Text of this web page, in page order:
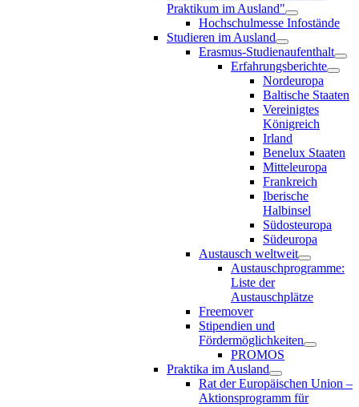
Praktikum im Ausland"
Hochschulmesse Infostände
Studieren im Ausland
Erasmus-Studienaufenthalt
Erfahrungsberichte
Nordeuropa
Baltische Staaten
Vereinigtes
Königreich
Irland
Benelux Staaten
Mitteleuropa
Frankreich
Iberische
Halbinsel
Südosteuropa
Südeuropa
Austausch weltweit
Austauschprogramme:
Liste der
Austauschplätze
Freemover
Stipendien und
Fördermöglichkeiten
PROMOS
Praktika im Ausland
Rat der Europäischen Union –
Aktionsprogramm für